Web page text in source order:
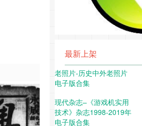
最新上架
老照片-历史中外老照片
电子版合集
现代杂志–《游戏机实用
技术》杂志1998-2019年
电子版合集